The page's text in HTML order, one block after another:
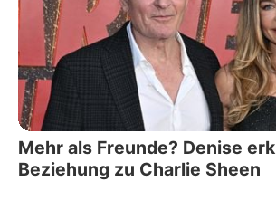
Mehr als Freunde? Denise
Beziehung zu Charlie Sheen